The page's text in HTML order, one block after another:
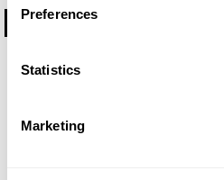
Preferences
Statistics
Marketing
КУПИ